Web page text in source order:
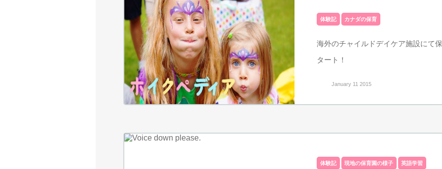
体験記 カナダの保育
海外のチャイルドデイケア施設にて
タート！
January 11 2015
体験記 現地の保育園の様子 英語学習